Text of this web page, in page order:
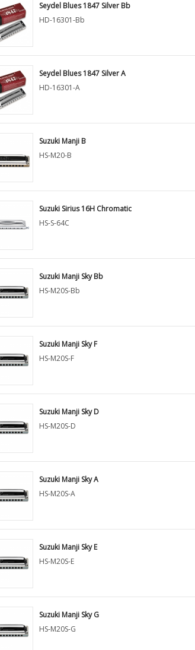
Seydel Blues 1847 Silver Bb
HD-16301-Bb
Seydel Blues 1847 Silver A
HD-16301-A
Suzuki Manji B
HS-M20-B
Suzuki Sirius 16H Chromatic
HS-S-64C
Suzuki Manji Sky Bb
HS-M20S-Bb
Suzuki Manji Sky F
HS-M20S-F
Suzuki Manji Sky D
HS-M20S-D
Suzuki Manji Sky A
HS-M20S-A
Suzuki Manji Sky E
HS-M20S-E
Suzuki Manji Sky G
HS-M20S-G